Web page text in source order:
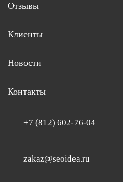
Отзывы
Клиенты
Новости
Контакты
+7 (812) 602-76-04
zakaz@seoidea.ru